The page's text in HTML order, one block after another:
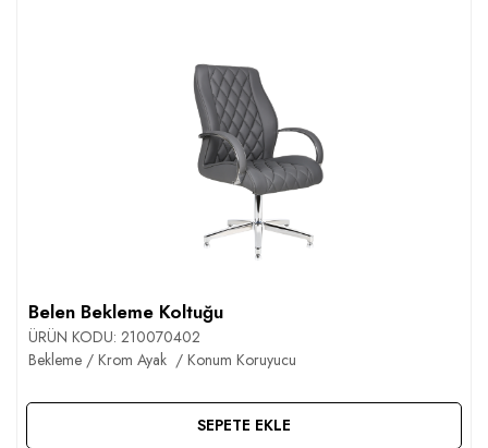
Belen Bekleme Koltuğu
ÜRÜN KODU: 210070402
Bekleme / Krom Ayak / Konum Koruyucu
SEPETE EKLE